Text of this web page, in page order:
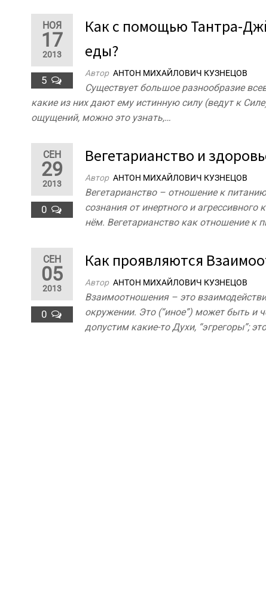
НОЯ
17
2013
5
Как с помощью Тантра-
еды?
Автор АНТОН МИХАЙЛОВИЧ КУЗНЕЦОВ
Существует большое разнообразие
какие из них дают ему истинную силу (ведут к
ощущений, можно это узнать,…
СЕН
29
2013
0
Вегетарианство и
Автор АНТОН МИХАЙЛОВИЧ КУЗНЕЦОВ
Вегетарианство – отношение к
сознания от инертного и
нём. Вегетарианство как отношение к
СЕН
05
2013
0
Как проявляются
Автор АНТОН МИХАЙЛОВИЧ КУЗНЕЦОВ
Взаимоотношения – это
окружении. Это (“иное”) может быть и
допустим какие-то Духи, “эгрегоры”;